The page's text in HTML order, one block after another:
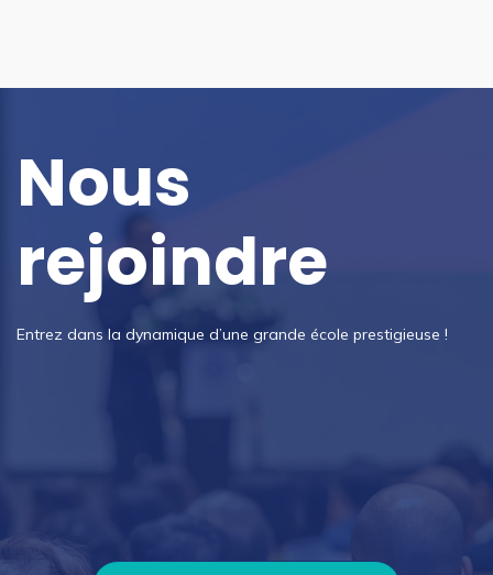
Nous
rejoindre
Entrez dans la dynamique d’une grande école prestigieuse !